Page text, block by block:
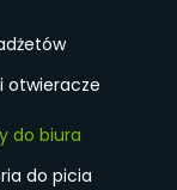
otwieracze
do biura
do picia